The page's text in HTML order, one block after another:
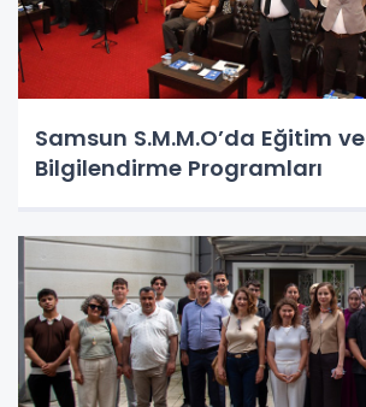
Samsun S.M.M.O’da Eğitim ve
Bilgilendirme Programları